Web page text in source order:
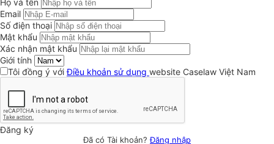
Họ và tên
Email
Số điện thoại
Mật khẩu
Xác nhận mật khẩu
Giới tính
Tôi đồng ý vớiĐiều khoản sử dụng website Caselaw Việt Nam
Đăng ký
Đã có Tài khoản?Đăng nhập